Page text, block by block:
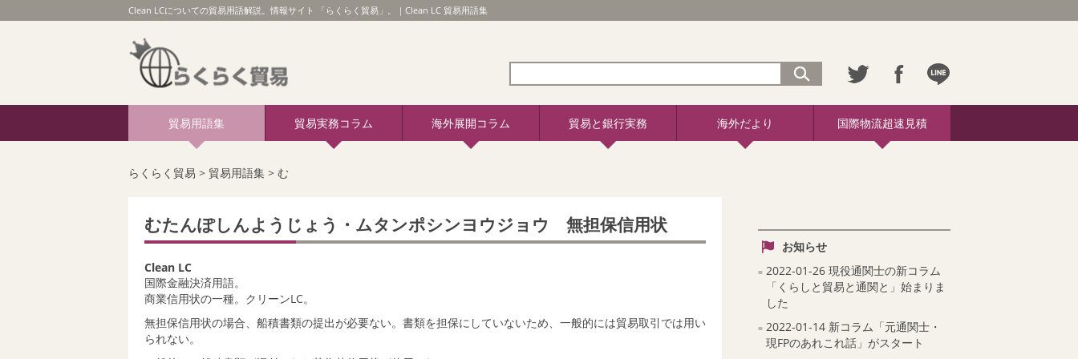
Clean LCについての貿易用語解説。情報サイト 「らくらく貿易」。｜Clean LC 貿易用語集
貿易用語集 貿易実務コラム 海外展開コラム 貿易と銀行実務 海外だより 国際物流超速見積
らくらく貿易 > 貿易用語集> む
むたんぽしんようじょう・ムタンポシンヨウジョウ 無担保信用状
Clean LC
国際金融決済用語。
商業信用状の一種。クリーンLC。
無担保信用状の場合、船積書類の提出が必要ない。書類を担保にしていないため、一般的には貿易取引では用い
られない。
お知らせ
2022-01-26 現役通関士の新コラム
「くらしと貿易と通関と」始まりま
した
2022-01-14 新コラム「元通関士・
現FPのあれこれ話」がスタート